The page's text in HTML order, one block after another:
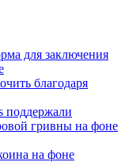
для заключения
благодаря
поддержали
гривны на фоне
на фоне